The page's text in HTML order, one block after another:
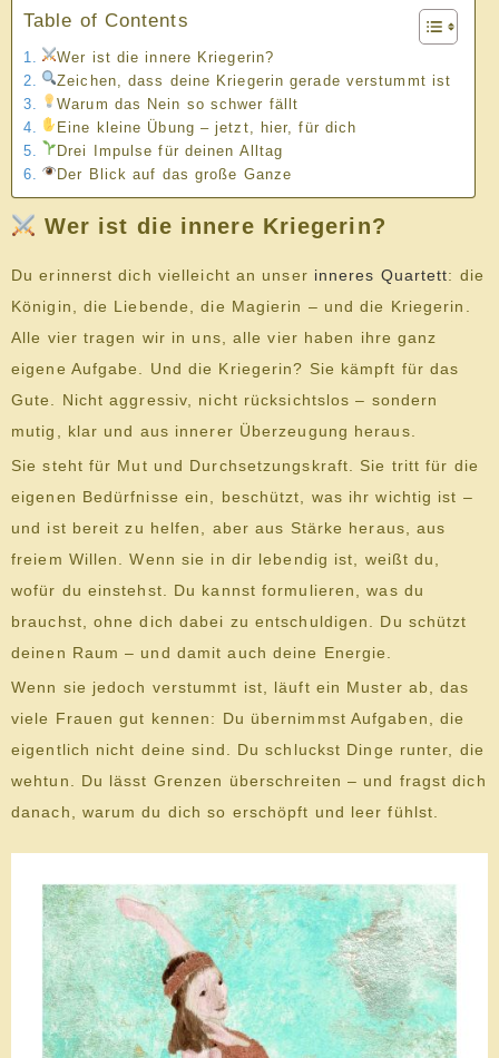
Table of Contents
Wer ist die innere Kriegerin?
Zeichen, dass deine Kriegerin gerade verstummt ist
Warum das Nein so schwer fällt
Eine kleine Übung – jetzt, hier, für dich
Drei Impulse für deinen Alltag
Der Blick auf das große Ganze
Wer ist die innere Kriegerin?
Du erinnerst dich vielleicht an unser inneres Quartett: die
Königin, die Liebende, die Magierin – und die Kriegerin.
Alle vier tragen wir in uns, alle vier haben ihre ganz
eigene Aufgabe. Und die Kriegerin? Sie kämpft für das
Gute. Nicht aggressiv, nicht rücksichtslos – sondern
mutig, klar und aus innerer Überzeugung heraus.
Sie steht für Mut und Durchsetzungskraft. Sie tritt für die
eigenen Bedürfnisse ein, beschützt, was ihr wichtig ist –
und ist bereit zu helfen, aber aus Stärke heraus, aus
freiem Willen. Wenn sie in dir lebendig ist, weißt du,
wofür du einstehst. Du kannst formulieren, was du
brauchst, ohne dich dabei zu entschuldigen. Du schützt
deinen Raum – und damit auch deine Energie.
Wenn sie jedoch verstummt ist, läuft ein Muster ab, das
viele Frauen gut kennen: Du übernimmst Aufgaben, die
eigentlich nicht deine sind. Du schluckst Dinge runter, die
wehtun. Du lässt Grenzen überschreiten – und fragst dich
danach, warum du dich so erschöpft und leer fühlst.